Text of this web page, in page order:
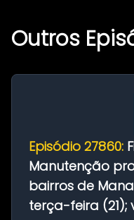
Outros
Episódio 27860:
Manutenção
bairros de
terça-feira (21);